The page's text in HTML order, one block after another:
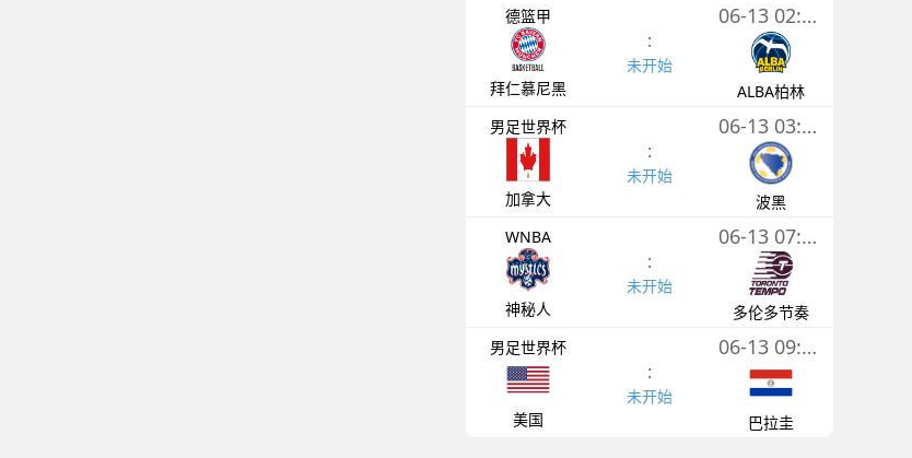
德篮甲
拜仁慕尼黑
:
未开始
06-13 02:30
ALBA柏林
男足世界杯
加拿大
:
未开始
06-13 03:00
波黑
WNBA
神秘人
:
未开始
06-13 07:30
多伦多节奏
男足世界杯
美国
:
未开始
06-13 09:00
巴拉圭